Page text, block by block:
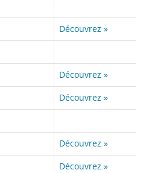
Découvrez »
Découvrez »
Découvrez »
Découvrez »
Découvrez »